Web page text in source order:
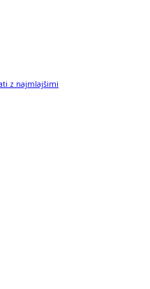
z najmlajšimi